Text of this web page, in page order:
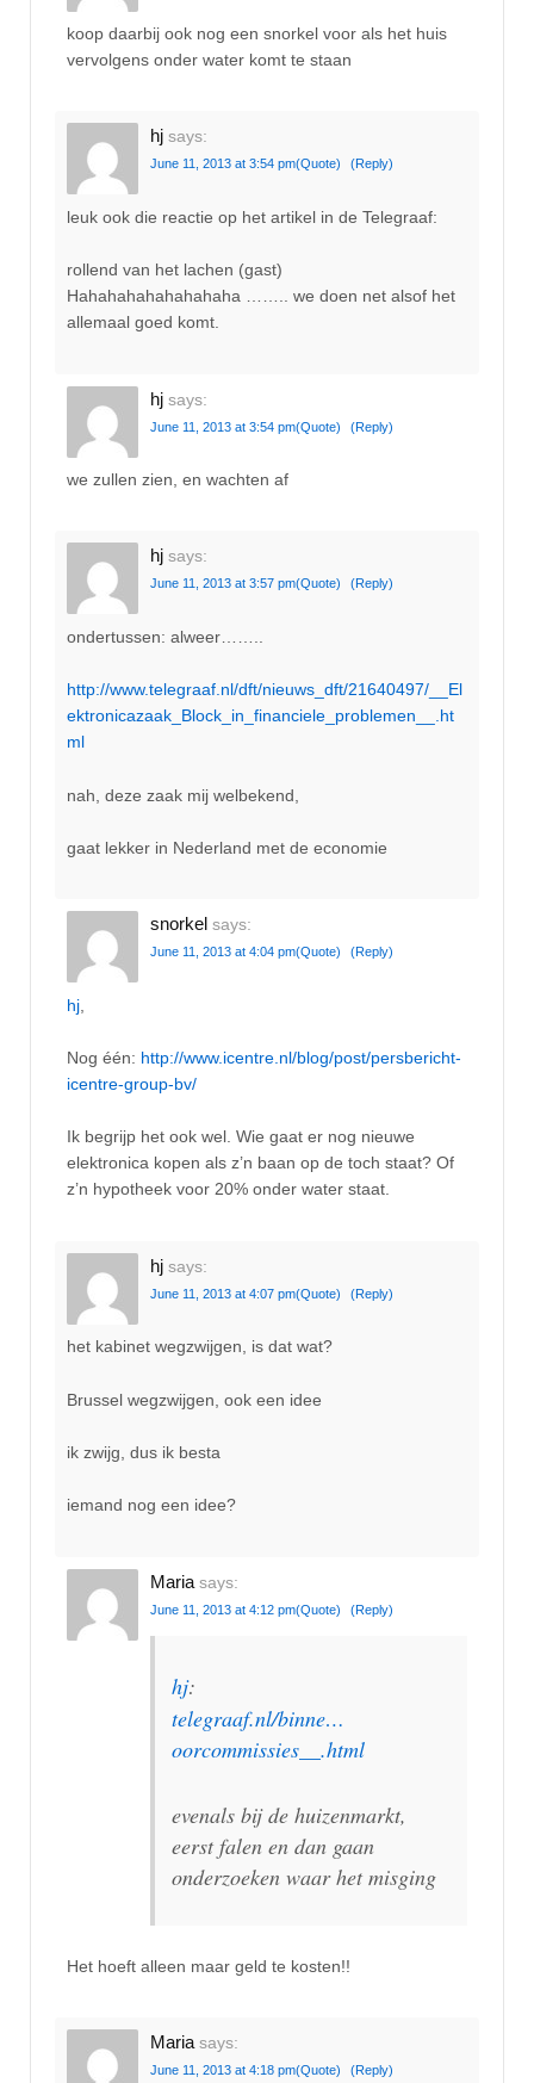
koop daarbij ook nog een snorkel voor als het huis
vervolgens onder water komt te staan
hj says:
June 11, 2013 at 3:54 pm(Quote) (Reply)
leuk ook die reactie op het artikel in de Telegraaf:
rollend van het lachen (gast)
Hahahahahahahahaha …….. we doen net alsof het
allemaal goed komt.
hj says:
June 11, 2013 at 3:54 pm(Quote) (Reply)
we zullen zien, en wachten af
hj says:
June 11, 2013 at 3:57 pm(Quote) (Reply)
ondertussen: alweer……..
http://www.telegraaf.nl/dft/nieuws_dft/21640497/__El
ektronicazaak_Block_in_financiele_problemen__.ht
ml
nah, deze zaak mij welbekend,
gaat lekker in Nederland met de economie
snorkel says:
June 11, 2013 at 4:04 pm(Quote) (Reply)
hj
Nog één: http://www.icentre.nl/blog/post/persbericht-
icentre-group-bv/
Ik begrijp het ook wel. Wie gaat er nog nieuwe
elektronica kopen als z’n baan op de toch staat? Of
z’n hypotheek voor 20% onder water staat.
hj says:
June 11, 2013 at 4:07 pm(Quote) (Reply)
het kabinet wegzwijgen, is dat wat?
Brussel wegzwijgen, ook een idee
ik zwijg, dus ik besta
iemand nog een idee?
Maria says:
June 11, 2013 at 4:12 pm(Quote) (Reply)
hj:
telegraaf.nl/binne…
oorcommissies__.html
evenals bij de huizenmarkt,
eerst falen en dan gaan
onderzoeken waar het misging
Het hoeft alleen maar geld te kosten!!
Maria says:
June 11, 2013 at 4:18 pm(Quote) (Reply)